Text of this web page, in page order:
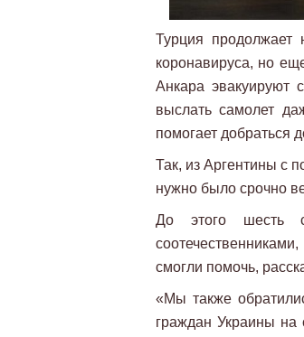
Турция продолжает
коронавируса, но
Анкара эвакуируют
выслать самолет
помогает добраться
Так, из Аргентины с
нужно было срочно
До этого шесть
смогли помочь,
«Мы также
граждан Украины на